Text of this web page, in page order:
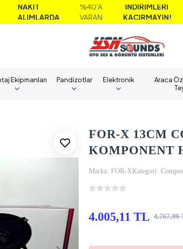
VARAN
İNDİRİMLERİ
KAÇIRMAYIN!
Ekipmanları Pandizotlar Elektronik
Araca
FOR-X 13CM
KOMPONENT
Marka: FOR-XKategori:
4.005,11 TL 4.767,99